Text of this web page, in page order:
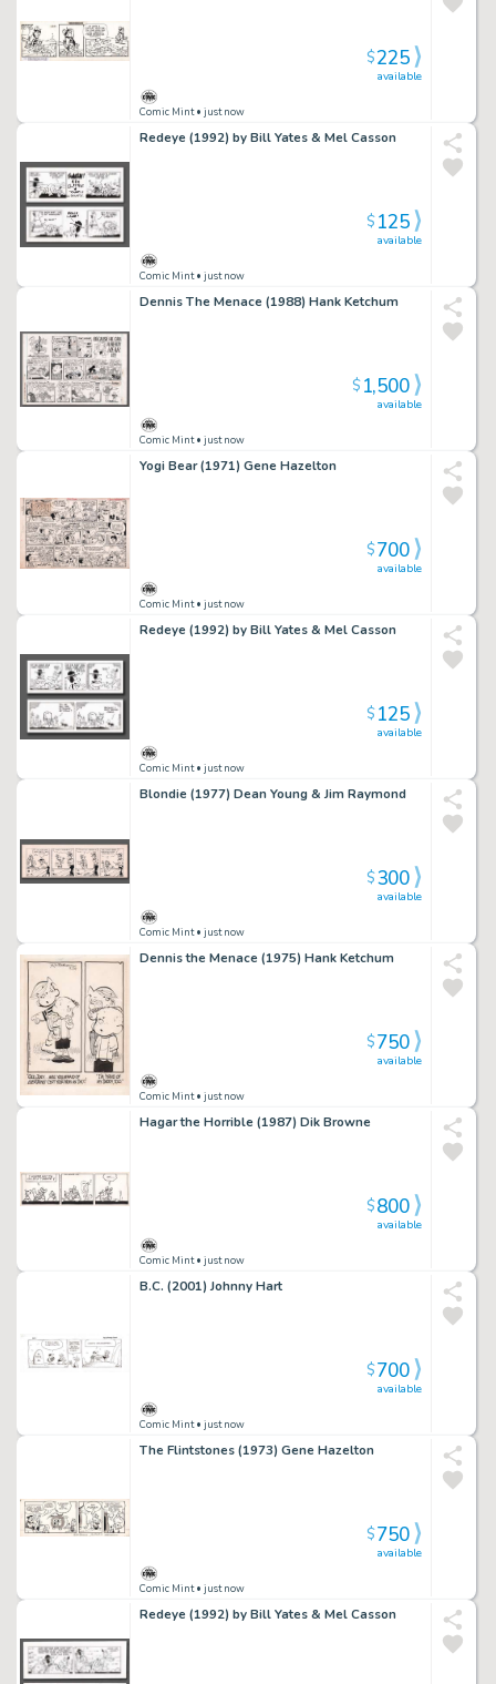
Comic Mint• just now
available
$225
Redeye (1992) by Bill Yates & Mel Casson
Comic Mint• just now
available
$125
Dennis The Menace (1988) Hank Ketchum
Comic Mint• just now
available
$1,500
Yogi Bear (1971) Gene Hazelton
Comic Mint• just now
available
$700
Redeye (1992) by Bill Yates & Mel Casson
Comic Mint• just now
available
$125
Blondie (1977) Dean Young & Jim Raymond
Comic Mint• just now
available
$300
Dennis the Menace (1975) Hank Ketchum
Comic Mint• just now
available
$750
Hagar the Horrible (1987) Dik Browne
Comic Mint• just now
available
$800
B.C. (2001) Johnny Hart
Comic Mint• just now
available
$700
The Flintstones (1973) Gene Hazelton
Comic Mint• just now
available
$750
Redeye (1992) by Bill Yates & Mel Casson